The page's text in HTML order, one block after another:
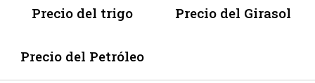
Precio del trigo Precio del Girasol
Precio del Petróleo